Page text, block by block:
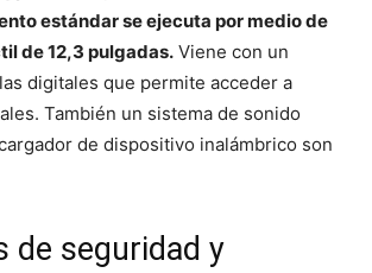
estándar se ejecuta por medio de
de 12,3 pulgadas. Viene con un
digitales que permite acceder a
También un sistema de sonido
de dispositivo inalámbrico son
de seguridad y